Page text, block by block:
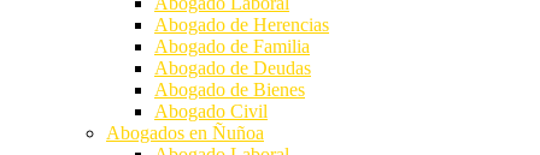
Abogado de Herencias
Abogado de Familia
Abogado de Deudas
Abogado de Bienes
Abogado Civil
Abogados en Ñuñoa